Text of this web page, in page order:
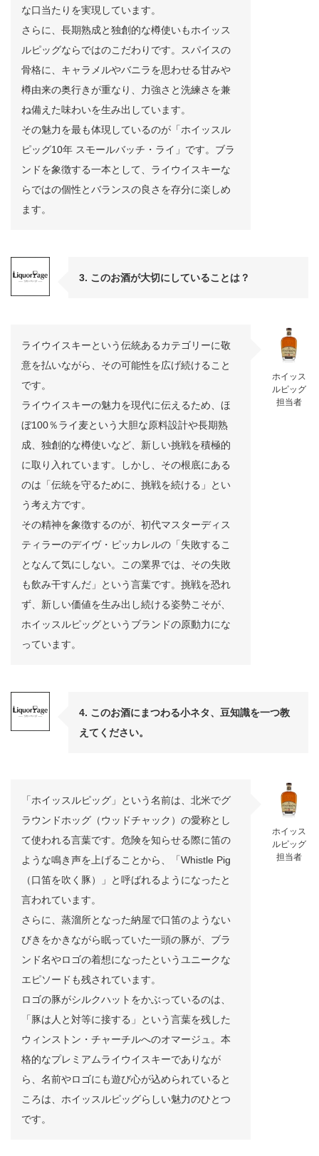
な口当たりを実現しています。
さらに、長期熟成と独創的な樽使いもホイッス
ルピッグならではのこだわりです。スパイスの
骨格に、キャラメルやバニラを思わせる甘みや
樽由来の奥行きが重なり、力強さと洗練さを兼
ね備えた味わいを生み出しています。
その魅力を最も体現しているのが「ホイッスル
ピッグ10年 スモールバッチ・ライ」です。ブラ
ンドを象徴する一本として、ライウイスキーな
らではの個性とバランスの良さを存分に楽しめ
ます。
3. このお酒が大切にしていることは？
ホイッス
ルピッグ
担当者
ライウイスキーという伝統あるカテゴリーに敬
意を払いながら、その可能性を広げ続けること
です。
ライウイスキーの魅力を現代に伝えるため、ほ
ぼ100％ライ麦という大胆な原料設計や長期熟
成、独創的な樽使いなど、新しい挑戦を積極的
に取り入れています。しかし、その根底にある
のは「伝統を守るために、挑戦を続ける」とい
う考え方です。
その精神を象徴するのが、初代マスターディス
ティラーのデイヴ・ピッカレルの「失敗するこ
となんて気にしない。この業界では、その失敗
も飲み干すんだ」という言葉です。挑戦を恐れ
ず、新しい価値を生み出し続ける姿勢こそが、
ホイッスルピッグというブランドの原動力にな
っています。
4. このお酒にまつわる小ネタ、豆知識を一つ教
えてください。
ホイッス
ルピッグ
担当者
「ホイッスルピッグ」という名前は、北米でグ
ラウンドホッグ（ウッドチャック）の愛称とし
て使われる言葉です。危険を知らせる際に笛の
ような鳴き声を上げることから、「Whistle Pig
（口笛を吹く豚）」と呼ばれるようになったと
言われています。
さらに、蒸溜所となった納屋で口笛のようない
びきをかきながら眠っていた一頭の豚が、ブラ
ンド名やロゴの着想になったというユニークな
エピソードも残されています。
ロゴの豚がシルクハットをかぶっているのは、
「豚は人と対等に接する」という言葉を残した
ウィンストン・チャーチルへのオマージュ。本
格的なプレミアムライウイスキーでありなが
ら、名前やロゴにも遊び心が込められていると
ころは、ホイッスルピッグらしい魅力のひとつ
です。